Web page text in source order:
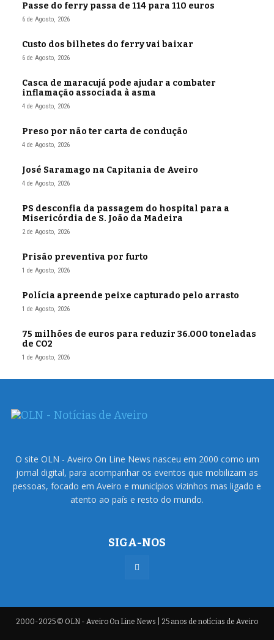
Passe do ferry passa de 114 para 110 euros
6 de Agosto, 2026
Custo dos bilhetes do ferry vai baixar
6 de Agosto, 2026
Casca de maracujá pode ajudar a combater
inflamação associada à asma
4 de Agosto, 2026
Preso por não ter carta de condução
4 de Agosto, 2026
José Saramago na Capitania de Aveiro
4 de Agosto, 2026
PS desconfia da passagem do hospital para a
Misericórdia de S. João da Madeira
2 de Agosto, 2026
Prisão preventiva por furto
1 de Agosto, 2026
Polícia apreende peixe capturado pelo arrasto
1 de Agosto, 2026
75 milhões de euros para reduzir 36.000 toneladas
de CO2
1 de Agosto, 2026
O site OLN - Aveiro On Line News nasceu em 2000 como um
jornal digital, para acompanhar os eventos que mobilizam as
pessoas, focado em Aveiro e municípios vizinhos mas ligado e
atento ao país e resto do mundo.
SIGA-NOS
2000-2025 © OLN - Aveiro On Line News | 25 anos de notícias de Aveiro